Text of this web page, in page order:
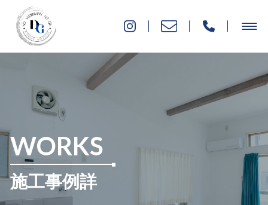
WORKS
施工事例詳